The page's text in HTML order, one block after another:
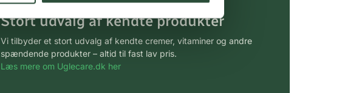
Stort udvalg af kendte produkter
Vi tilbyder et stort udvalg af kendte cremer, vitaminer og andre
spændende produkter – altid til fast lav pris.
Læs mere om Uglecare.dk her